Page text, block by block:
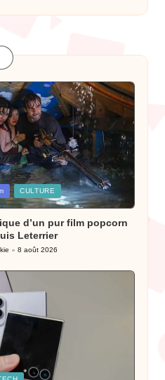
CULTURE
d’un pur film popcorn
Leterrier
8 août 2026